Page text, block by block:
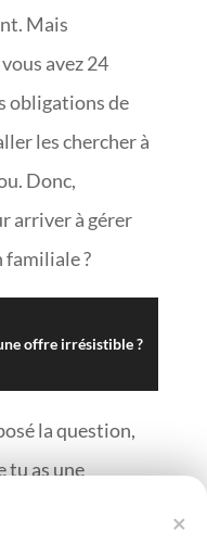
Mais
avez 24
obligations de
les chercher à
Donc,
arriver à gérer
familiale ?
offre irrésistible ?
la question,
tu as une
désolée, je
×